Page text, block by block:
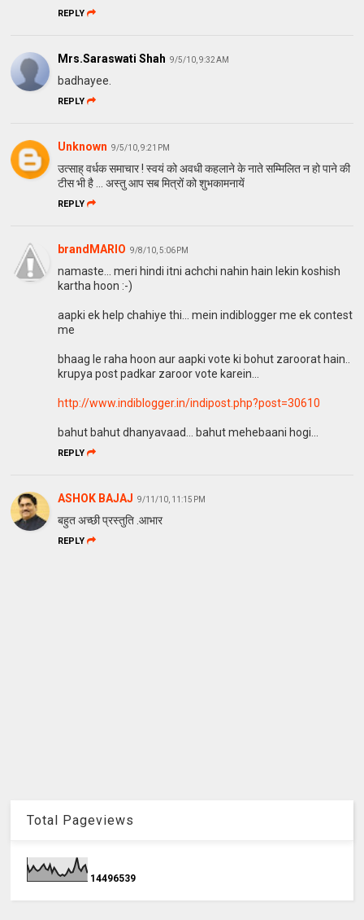
REPLY
Mrs.Saraswati Shah 9/5/10, 9:32 AM
badhayee.
REPLY
Unknown 9/5/10, 9:21 PM
उत्साह् वर्धक समाचार ! स्वयं को अवधी कहलाने के नाते सम्मिलित न हो पाने की
टीस भी है ... अस्तु आप सब मित्रों को शुभकामनायें
REPLY
brandMARIO 9/8/10, 5:06 PM
namaste... meri hindi itni achchi nahin hain lekin koshish
kartha hoon :-)
aapki ek help chahiye thi... mein indiblogger me ek contest
me
bhaag le raha hoon aur aapki vote ki bohut zaroorat hain..
krupya post padkar zaroor vote karein...
http://www.indiblogger.in/indipost.php?post=30610
bahut bahut dhanyavaad... bahut mehebaani hogi...
REPLY
ASHOK BAJAJ 9/11/10, 11:15 PM
बहुत अच्छी प्रस्तुति .आभार
REPLY
Total Pageviews
14496539